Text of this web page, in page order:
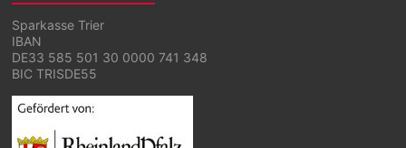
Sparkasse Trier
IBAN
DE33 585 501 30 0000 741 348
BIC TRISDE55